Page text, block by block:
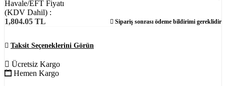
Havale/EFT Fiyatı
(KDV Dahil) :
1,804.05 TL
Sipariş sonrası ödeme bildirimi gereklidir
Taksit Seçeneklerini Görün
Ücretsiz Kargo
Hemen Kargo